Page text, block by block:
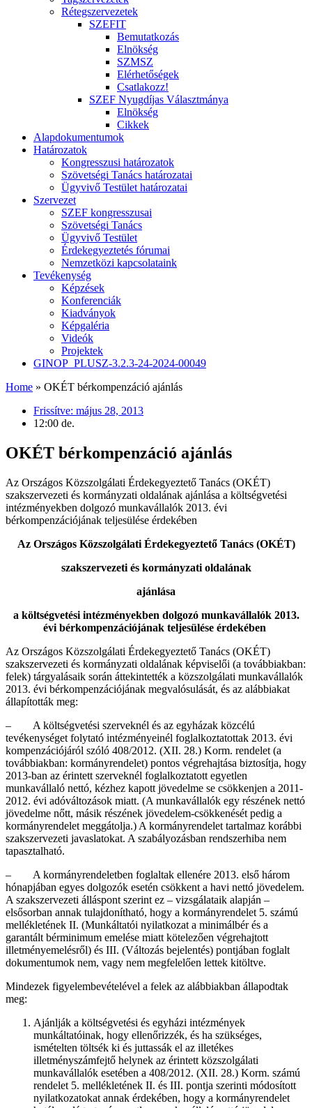
Rétegszervezetek
SZEFIT
Bemutatkozás
Elnökség
SZMSZ
Elérhetőségek
Csatlakozz!
SZEF Nyugdíjas Választmánya
Elnökség
Cikkek
Alapdokumentumok
Határozatok
Kongresszusi határozatok
Szövetségi Tanács határozatai
Ügyvivő Testület határozatai
Szervezet
SZEF kongresszusai
Szövetségi Tanács
Ügyvivő Testület
Érdekegyeztetés fórumai
Nemzetközi kapcsolataink
Tevékenység
Képzések
Konferenciák
Kiadványok
Képgaléria
Videók
Projektek
GINOP_PLUSZ-3.2.3-24-2024-00049
Home » OKÉT bérkompenzáció ajánlás
Frissítve: május 28, 2013
12:00 de.
OKÉT bérkompenzáció ajánlás
Az Országos Közszolgálati Érdekegyeztető Tanács (OKÉT)
szakszervezeti és kormányzati oldalának ajánlása a költségvetési
intézményekben dolgozó munkavállalók 2013. évi
bérkompenzációjának teljesülése érdekében
Az Országos Közszolgálati Érdekegyeztető Tanács (OKÉT)
szakszervezeti és kormányzati oldalának
ajánlása
a költségvetési intézményekben dolgozó munkavállalók 2013.
évi bérkompenzációjának teljesülése érdekében
Az Országos Közszolgálati Érdekegyeztető Tanács (OKÉT)
szakszervezeti és kormányzati oldalának képviselői (a továbbiakban:
felek) tárgyalásaik során áttekintették a közszolgálati munkavállalók
2013. évi bérkompenzációjának megvalósulását, és az alábbiakat
állapították meg:
– A költségvetési szerveknél és az egyházak közcélú
tevékenységet folytató intézményeinél foglalkoztatottak 2013. évi
kompenzációjáról szóló 408/2012. (XII. 28.) Korm. rendelet (a
továbbiakban: kormányrendelet) pontos végrehajtása biztosítja, hogy
2013-ban az érintett szerveknél foglalkoztatott egyetlen
munkavállaló nettó, kézhez kapott jövedelme se csökkenjen a 2011-
2012. évi adóváltozások miatt. (A munkavállalók egy részének nettó
jövedelme nőtt, másik részének jövedelem-csökkenését pedig a
kormányrendelet meggátolja.) A kormányrendelet tartalmaz korábbi
szakszervezeti javaslatokat. A szabályozásban rendszerhiba nem
tapasztalható.
– A kormányrendeletben foglaltak ellenére 2013. első három
hónapjában egyes dolgozók esetén csökkent a havi nettó jövedelem.
A szakszervezeti álláspont szerint ez – vizsgálataik alapján –
elsősorban annak tulajdonítható, hogy a kormányrendelet 5. számú
mellékletének II. (Munkáltatói nyilatkozat a minimálbér és a
garantált bérminimum emelése miatt kötelezően végrehajtott
illetményemelésről) és III. (Változás bejelentés) pontjában foglalt
dokumentumok nem, vagy nem megfelelően lettek kitöltve.
Mindezek figyelembevételével a felek az alábbiakban állapodtak
meg:
Ajánlják a költségvetési és egyházi intézmények
munkáltatóinak, hogy ellenőrizzék, és ha szükséges,
ismételten töltsék ki és juttassák el az illetékes
illetményszámfejtő helynek az érintett közszolgálati
munkavállalók esetében a 408/2012. (XII. 28.) Korm. számú
rendelet 5. mellékletének II. és III. pontja szerinti módosított
nyilatkozatokat annak érdekében, hogy a kormányrendelet